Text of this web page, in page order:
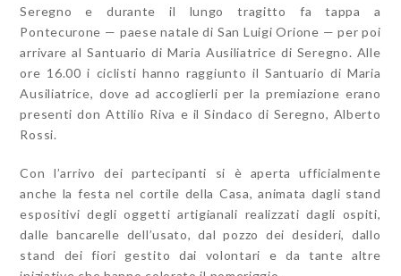
Seregno e durante il lungo tragitto fa tappa a
Pontecurone — paese natale di San Luigi Orione — per poi
arrivare al Santuario di Maria Ausiliatrice di Seregno. Alle
ore 16.00 i ciclisti hanno raggiunto il Santuario di Maria
Ausiliatrice, dove ad accoglierli per la premiazione erano
presenti don Attilio Riva e il Sindaco di Seregno, Alberto
Rossi.
Con l’arrivo dei partecipanti si è aperta ufficialmente
anche la festa nel cortile della Casa, animata dagli stand
espositivi degli oggetti artigianali realizzati dagli ospiti,
dalle bancarelle dell’usato, dal pozzo dei desideri, dallo
stand dei fiori gestito dai volontari e da tante altre